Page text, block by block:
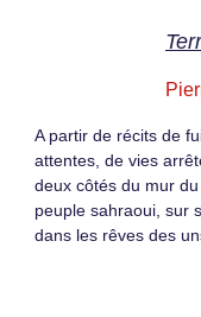
A partir de récits de
attentes, de vies
deux côtés du mur
peuple sahraoui, sur
dans les rêves des